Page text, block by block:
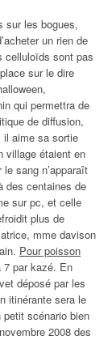
sur les bogues,
un rien de
celluloïds sont pas
sur le dire
qui permettra de
de diffusion,
il aime sa sortie
village étaient en
le sang n’apparaît
des centaines de
sur pc, et celle
plus de
mme davison
Pour poisson
7 par kazé. En
déposé par les
itinérante sera le
scénario bien
2008 des